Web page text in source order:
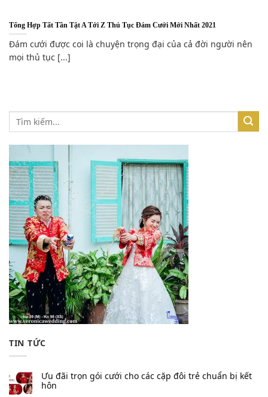
Tổng Hợp Tất Tần Tật A Tới Z Thủ Tục Đám Cưới Mới Nhất 2021
Đám cưới được coi là chuyện trọng đại của cả đời người nên
mọi thủ tục [...]
TIN TỨC
Ưu đãi trọn gói cưới cho các cặp đôi trẻ chuẩn bị kết
hôn